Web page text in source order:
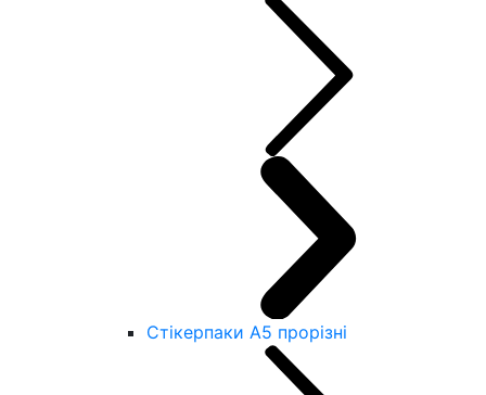
Стікерпаки А5 прорізні